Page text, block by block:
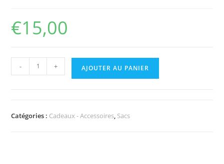
€15,00
- + AJOUTER AU PANIER
Catégories : Cadeaux - Accessoires Sacs